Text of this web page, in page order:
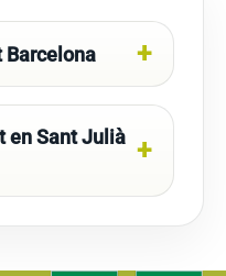
Barcelona
en Sant Julià